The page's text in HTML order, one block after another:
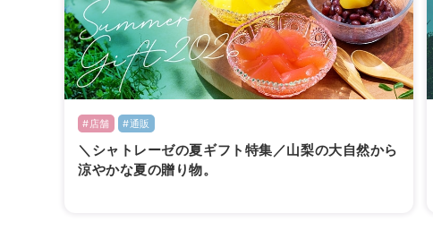
#店舗 #通販
＼シャトレーゼの夏ギフト特集／山梨の大自然から
涼やかな夏の贈り物。